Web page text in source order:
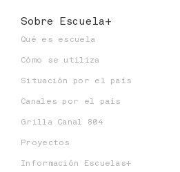
Sobre Escuela+
Qué es escuela
Cómo se utiliza
Situación por el país
Canales por el país
Grilla Canal 804
Proyectos
Información Escuelas+